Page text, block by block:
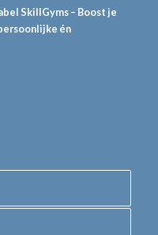
SkillGyms – Boost je
én